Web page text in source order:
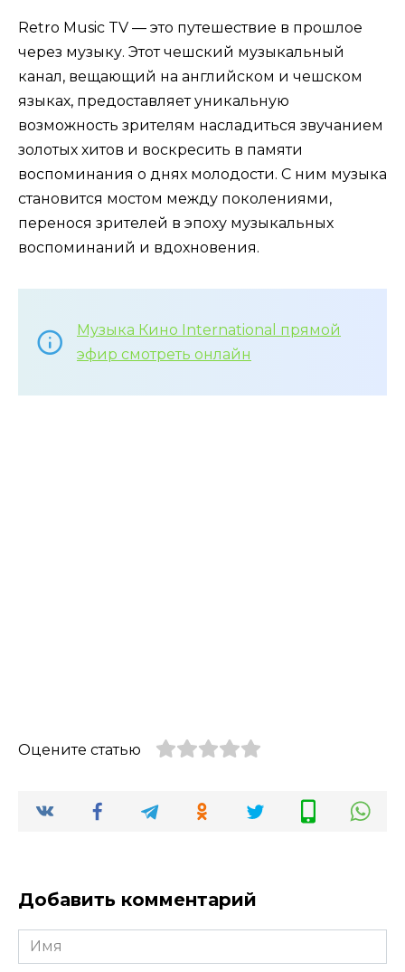
Retro Music TV — это путешествие в прошлое
через музыку. Этот чешский музыкальный
канал, вещающий на английском и чешском
языках, предоставляет уникальную
возможность зрителям насладиться звучанием
золотых хитов и воскресить в памяти
воспоминания о днях молодости. С ним музыка
становится мостом между поколениями,
перенося зрителей в эпоху музыкальных
воспоминаний и вдохновения.
Музыка Кино International прямой
эфир смотреть онлайн
Оцените статью
Добавить комментарий
Имя